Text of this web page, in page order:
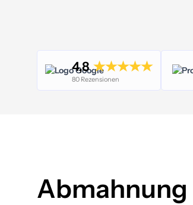
4,8
80 Rezensionen
Abmahnung